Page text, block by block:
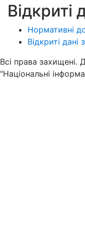
Відкриті
Нормативні
Відкриті дані
Всі права захищені.
"Національні